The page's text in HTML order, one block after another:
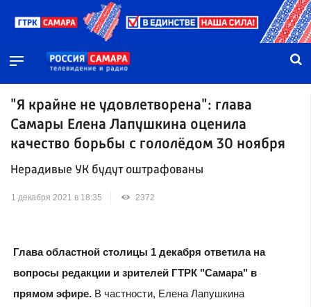
"Я крайне не удовлетворена": глава
Самары Елена Лапушкина оценила
качество борьбы с гололёдом 30 ноября
Нерадивые УК будут оштрафованы
1 декабря 2021 в 18:35 2372
Глава областной столицы 1 декабря ответила на
вопросы редакции и зрителей ГТРК "Самара" в
прямом эфире. В частности, Елена Лапушкина